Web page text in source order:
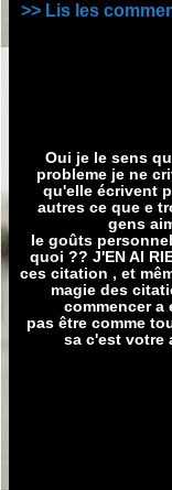
>> Lis les
Oui je le sens
probleme je ne
qu'elle écrivent
autres ce que e
gens
le goûts
quoi ?? J'EN AI
ces citation , et
magie des
commencer
pas être comme
sa c'est votre